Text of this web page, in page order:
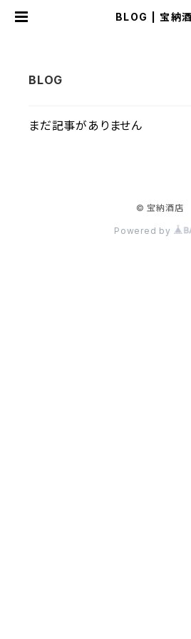
BLOG | 宝納
まだ記事がありません
© 宝納酒店
Powered by